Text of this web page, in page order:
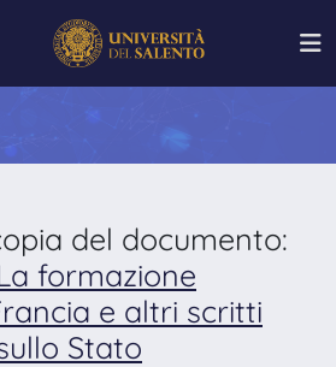
del documento:
formazione
e altri scritti
Stato